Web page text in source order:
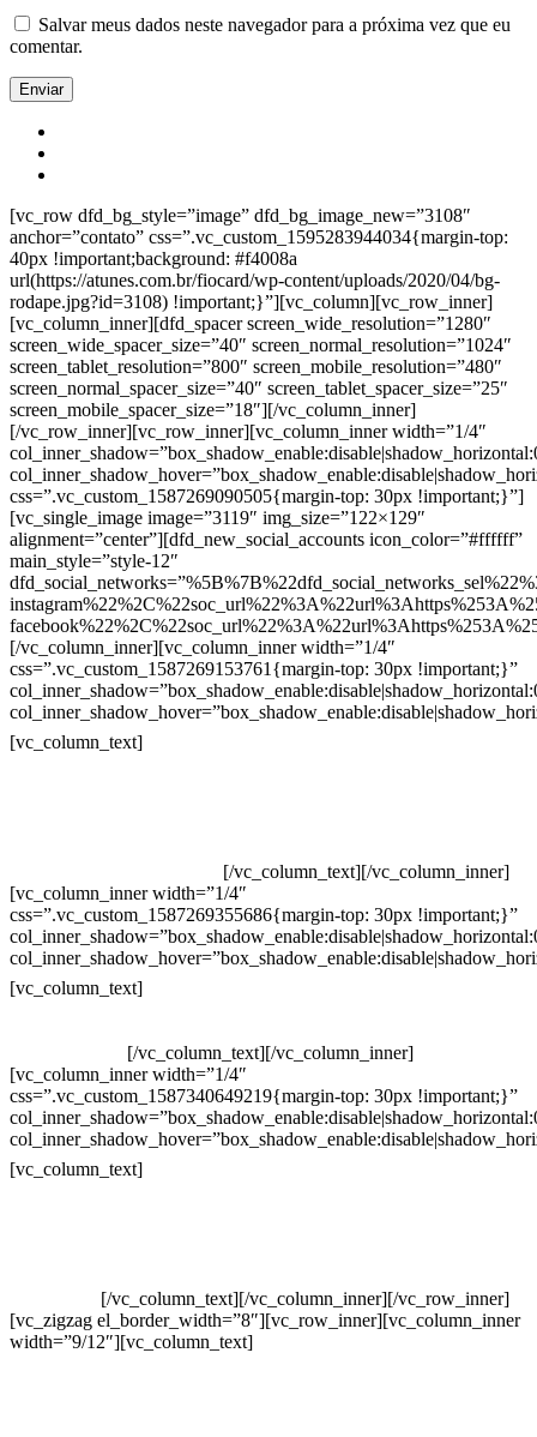
Salvar meus dados neste navegador para a próxima vez que eu
comentar.
[vc_row dfd_bg_style=”image” dfd_bg_image_new=”3108″
anchor=”contato” css=”.vc_custom_1595283944034{margin-top:
40px !important;background: #f4008a
url(https://atunes.com.br/fiocard/wp-content/uploads/2020/04/bg-
rodape.jpg?id=3108) !important;}”][vc_column][vc_row_inner]
[vc_column_inner][dfd_spacer screen_wide_resolution=”1280″
screen_wide_spacer_size=”40″ screen_normal_resolution=”1024″
screen_tablet_resolution=”800″ screen_mobile_resolution=”480″
screen_normal_spacer_size=”40″ screen_tablet_spacer_size=”25″
screen_mobile_spacer_size=”18″][/vc_column_inner]
[/vc_row_inner][vc_row_inner][vc_column_inner width=”1/4″
css=”.vc_custom_1587269090505{margin-top: 30px !important;}”]
[vc_single_image image=”3119″ img_size=”122×129″
alignment=”center”][dfd_new_social_accounts icon_color=”#ffffff”
main_style=”style-12″
[/vc_column_inner][vc_column_inner width=”1/4″
css=”.vc_custom_1587269153761{margin-top: 30px !important;}”
[vc_column_text]
[/vc_column_text][/vc_column_inner]
[vc_column_inner width=”1/4″
css=”.vc_custom_1587269355686{margin-top: 30px !important;}”
[vc_column_text]
[/vc_column_text][/vc_column_inner]
[vc_column_inner width=”1/4″
css=”.vc_custom_1587340649219{margin-top: 30px !important;}”
[vc_column_text]
[/vc_column_text][/vc_column_inner][/vc_row_inner]
[vc_zigzag el_border_width=”8″][vc_row_inner][vc_column_inner
width=”9/12″][vc_column_text]